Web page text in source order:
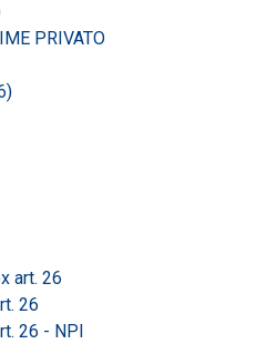
PRIVATO
art. 26
26
26 - NPI